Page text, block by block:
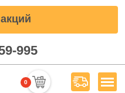
995
0 Меню